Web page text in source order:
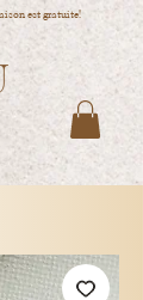
est gratuite!